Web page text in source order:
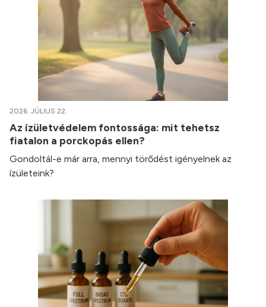
2026. JÚLIUS 22.
Az ízületvédelem fontossága: mit tehetsz
fiatalon a porckopás ellen?
Gondoltál-e már arra, mennyi törődést igényelnek az
ízületeink?